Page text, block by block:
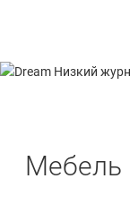
Mебель